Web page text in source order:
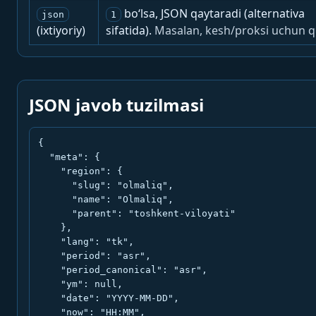
json
(ixtiyoriy)
1
bo‘lsa, JSON qaytaradi (alternativa
sifatida). Masalan, kesh/proksi uchun
JSON javob tuzilmasi
{
  "meta": {
    "region": {
      "slug": "olmaliq",
      "name": "Olmaliq",
      "parent": "toshkent-viloyati"
    },
    "lang": "tk",
    "period": "asr",
    "period_canonical": "asr",
    "ym": null,
    "date": "YYYY-MM-DD",
    "now": "HH:MM",